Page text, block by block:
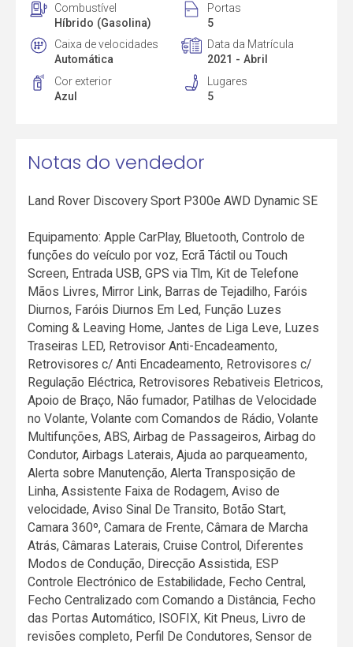
Combustível
Híbrido (Gasolina)
Portas
5
Caixa de velocidades
Automática
Data da Matrícula
2021 - Abril
Cor exterior
Azul
Lugares
5
Notas do vendedor
Land Rover Discovery Sport P300e AWD Dynamic SE
Equipamento: Apple CarPlay, Bluetooth, Controlo de
funções do veículo por voz, Ecrã Táctil ou Touch
Screen, Entrada USB, GPS via Tlm, Kit de Telefone
Mãos Livres, Mirror Link, Barras de Tejadilho, Faróis
Diurnos, Faróis Diurnos Em Led, Função Luzes
Coming & Leaving Home, Jantes de Liga Leve, Luzes
Traseiras LED, Retrovisor Anti-Encadeamento,
Retrovisores c/ Anti Encadeamento, Retrovisores c/
Regulação Eléctrica, Retrovisores Rebativeis Eletricos,
Apoio de Braço, Não fumador, Patilhas de Velocidade
no Volante, Volante com Comandos de Rádio, Volante
Multifunções, ABS, Airbag de Passageiros, Airbag do
Condutor, Airbags Laterais, Ajuda ao parqueamento,
Alerta sobre Manutenção, Alerta Transposição de
Linha, Assistente Faixa de Rodagem, Aviso de
velocidade, Aviso Sinal De Transito, Botão Start,
Camara 360º, Camara de Frente, Câmara de Marcha
Atrás, Câmaras Laterais, Cruise Control, Diferentes
Modos de Condução, Direcção Assistida, ESP
Controle Electrónico de Estabilidade, Fecho Central,
Fecho Centralizado com Comando a Distância, Fecho
das Portas Automático, ISOFIX, Kit Pneus, Livro de
revisões completo, Perfil De Condutores, Sensor de